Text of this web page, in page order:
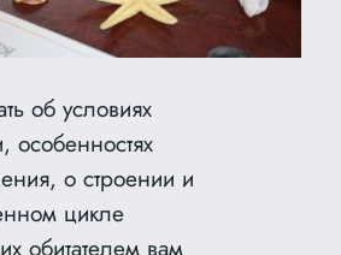
об условиях
особенностях
о строении и
цикле
обитателем вам